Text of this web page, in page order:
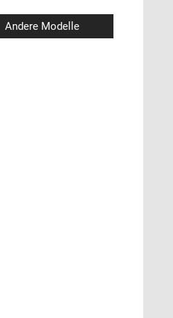
Andere Modelle